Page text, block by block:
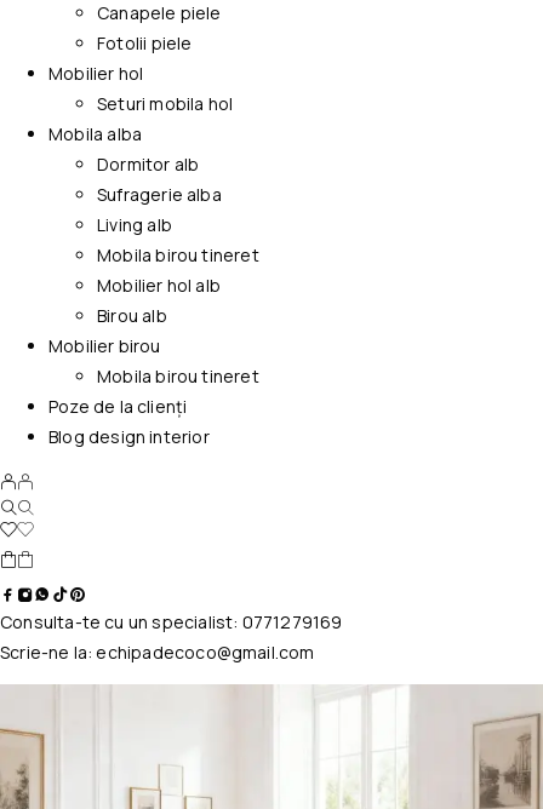
Canapele piele
Fotolii piele
Mobilier hol
Seturi mobila hol
Mobila alba
Dormitor alb
Sufragerie alba
Living alb
Mobila birou tineret
Mobilier hol alb
Birou alb
Mobilier birou
Mobila birou tineret
Poze de la clienți
Blog design interior
Consulta-te cu un specialist: 0771279169
Scrie-ne la:echipadecoco@gmail.com